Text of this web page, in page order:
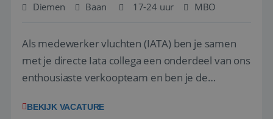
Diemen Baan 17-24 uur MBO
Als medewerker vluchten (IATA) ben je samen
met je directe Iata collega een onderdeel van ons
enthousiaste verkoopteam en ben je de
en tarieven waar je collega’s niet uitkomen.
BEKIJK VACATURE